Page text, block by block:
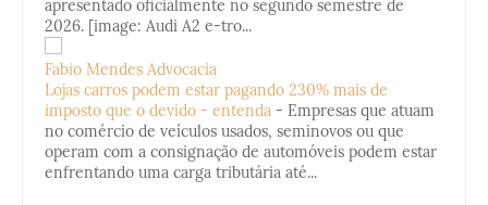
apresentado oficialmente no segundo semestre de
2026. [image: Audi A2 e-tro...
Fabio Mendes Advocacia
Lojas carros podem estar pagando 230% mais de
imposto que o devido - entenda - Empresas que atuam
no comércio de veículos usados, seminovos ou que
operam com a consignação de automóveis podem estar
enfrentando uma carga tributária até...